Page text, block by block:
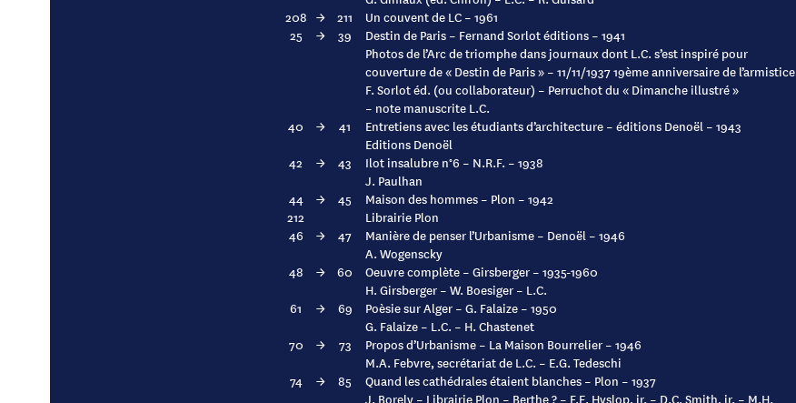
208 → 211
Un couvent de LC – 1961
25
→ 39
Destin de Paris – Fernand Sorlot éditions – 1941
Photos de l’Arc de triomphe dans journaux dont L.C. s’est inspiré pour
couverture de « Destin de Paris » – 11/11/1937 19ème anniversaire de l’armistice
F. Sorlot éd. (ou collaborateur) – Perruchot du « Dimanche illustré »
– note manuscrite L.C.
40
→ 41
Entretiens avec les étudiants d’architecture – éditions Denoël – 1943
Editions Denoël
42
→ 43
Ilot insalubre n°6 – N.R.F. – 1938
J. Paulhan
44
→ 45
Maison des hommes – Plon – 1942
212
Librairie Plon
46
→ 47
Manière de penser l’Urbanisme – Denoël – 1946
A. Wogenscky
48
→ 60
Oeuvre complète – Girsberger – 1935-1960
H. Girsberger – W. Boesiger – L.C.
61
→ 69
Poèsie sur Alger – G. Falaize – 1950
G. Falaize – L.C. – H. Chastenet
70
→ 73
Propos d’Urbanisme – La Maison Bourrelier – 1946
M.A. Febvre, secrétariat de L.C. – E.G. Tedeschi
74
→ 85
Quand les cathédrales étaient blanches – Plon – 1937
J. Borely – Librairie Plon – Berthe ? – F.E. Hyslop, jr. – D.C. Smith, jr. – M.H.